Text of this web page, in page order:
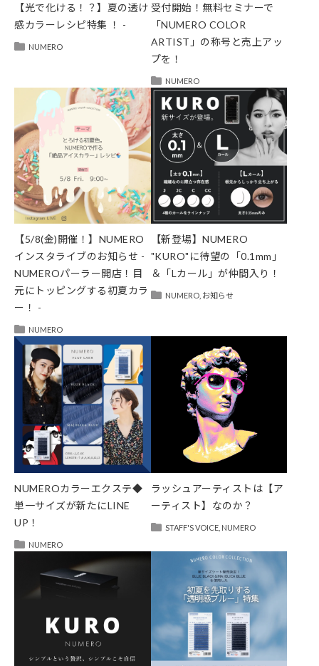
【光で化ける！？】夏の透け
感カラーレシピ特集 ！ -
NUMERO
受付開始！無料セミナーで
「NUMERO COLOR
ARTIST」の称号と売上アッ
プを！
NUMERO
【5/8(金)開催！】NUMERO
インスタライブのお知らせ -
NUMEROパーラー開店！目
元にトッピングする初夏カラ
ー！ -
NUMERO
【新登場】NUMERO
"KURO"に待望の「0.1mm」
＆「Lカール」が仲間入り！
NUMERO, お知らせ
NUMEROカラーエクステ◆
単一サイズが新たにLINE
UP！
NUMERO
ラッシュアーティストは【ア
ーティスト】なのか？
STAFF'S VOICE, NUMERO